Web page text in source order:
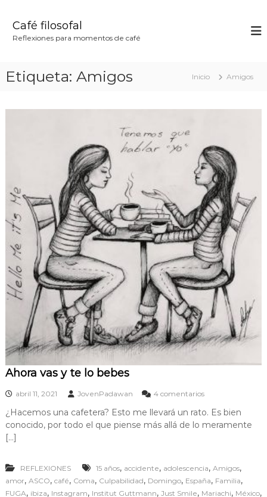
Café filosofal
Reflexiones para momentos de café
Etiqueta: Amigos Inicio Amigos
Ahora vas y te lo bebes
abril 11, 2021 JovenPadawan 4 comentariose
A
h
v
a
s
¿Hacemos una cafetera? Esto me llevará un rato. Es bien
conocido, por todo el que piense más allá de lo meramente
[…]
REFLEXIONES 15 años, accidente, adolescencia, Amigos,
amor, ASCO, café, Coma, Culpabilidad, Domingo, España, Familia,
FUGA, ibiza, Instagram, Institut Guttmann, Just Smile, Mariachi, México,